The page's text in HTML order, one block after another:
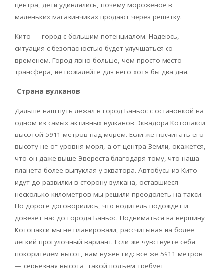
центра, дети удивлялись, почему мороженое в
маленьких магазинчиках продают через решетку.
Кито — город с большим потенциалом. Надеюсь,
ситуация с безопасностью будет улучшаться со
временем. Город явно больше, чем просто место
трансфера, не пожалейте для него хотя бы два дня.
Страна вулканов
Дальше наш путь лежал в город Баньос с остановкой на
одном из самых активных вулканов Эквадора Котопакси
высотой 5911 метров над морем. Если же посчитать его
высоту не от уровня моря, а от центра Земли, окажется,
что он даже выше Эвереста благодаря тому, что наша
планета более выпуклая у экватора. Автобусы из Кито
идут до развилки в сторону вулкана, оставшиеся
несколько километров мы решили преодолеть на такси.
По дороге договорились, что водитель подождет и
довезет нас до города Баньос. Подниматься на вершину
Котопакси мы не планировали, рассчитывая на более
легкий прогулочный вариант. Если же чувствуете себя
покорителем высот, вам нужен гид: все же 5911 метров
— серьезная высота, такой подъем требует